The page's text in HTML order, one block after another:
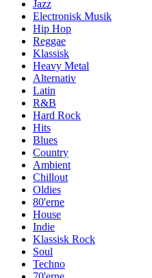
Jazz
Electronisk Musik
Hip Hop
Reggae
Klassisk
Heavy Metal
Alternativ
Latin
R&B
Hard Rock
Hits
Blues
Country
Ambient
Chillout
Oldies
80'erne
House
Indie
Klassisk Rock
Soul
Techno